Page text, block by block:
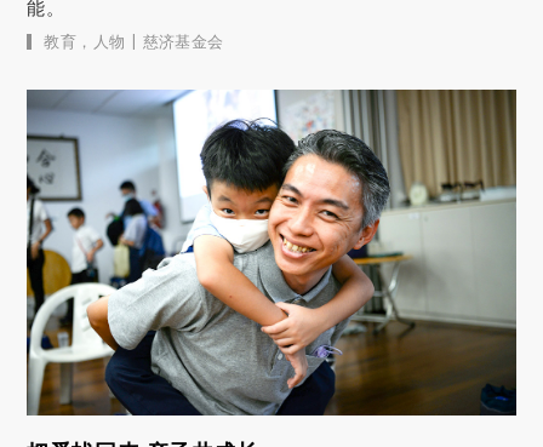
能。
教育 ， 人物 | 慈济基金会